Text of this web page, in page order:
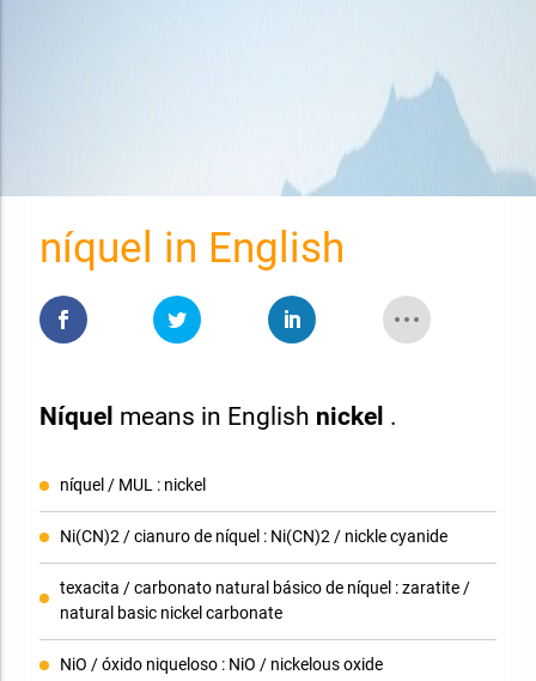
níquel in English
Níquel means in English nickel .
níquel / MUL : nickel
Ni(CN)2 / cianuro de níquel : Ni(CN)2 / nickle cyanide
texacita / carbonato natural básico de níquel : zaratite /
natural basic nickel carbonate
NiO / óxido niqueloso : NiO / nickelous oxide